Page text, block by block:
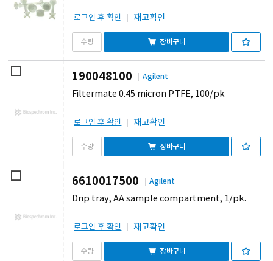
로그인 후 확인 재고확인
장바구니
190048100 Agilent
Filtermate 0.45 micron PTFE, 100/pk
로그인 후 확인 재고확인
장바구니
6610017500 Agilent
Drip tray, AA sample compartment, 1/pk.
로그인 후 확인 재고확인
장바구니